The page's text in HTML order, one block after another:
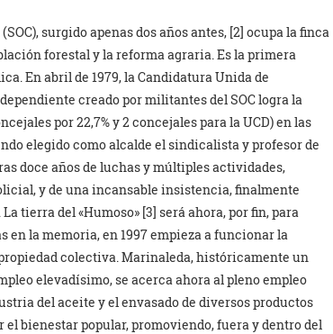
surgido apenas dos años antes, [2] ocupa la finca
forestal y la reforma agraria. Es la primera
En abril de 1979, la Candidatura Unida de
creado por militantes del SOC logra la
por 22,7% y 2 concejales para la UCD) en las
elegido como alcalde el sindicalista y profesor de
doce años de luchas y múltiples actividades,
y de una incansable insistencia, finalmente
tierra del «Humoso» [3] será ahora, por fin, para
en la memoria, en 1997 empieza a funcionar la
colectiva. Marinaleda, históricamente un
elevadísimo, se acerca ahora al pleno empleo
del aceite y el envasado de diversos productos
bienestar popular, promoviendo, fuera y dentro del